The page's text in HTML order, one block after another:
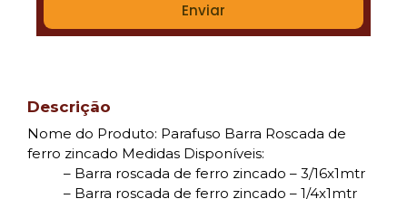
Enviar
Descrição
Nome do Produto: Parafuso Barra Roscada de
ferro zincado Medidas Disponíveis:
– Barra roscada de ferro zincado – 3/16x1mtr
– Barra roscada de ferro zincado – 1/4x1mtr